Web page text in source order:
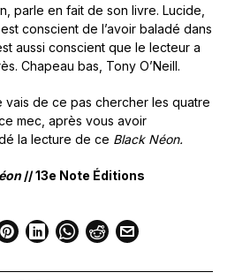
parle en fait de son livre. Lucide,
conscient de l’avoir baladé dans
aussi conscient que le lecteur a
Chapeau bas, Tony O’Neill.
vais de ce pas chercher les quatre
mec, après vous avoir
la lecture de ce Black Néon.
// 13e Note Éditions